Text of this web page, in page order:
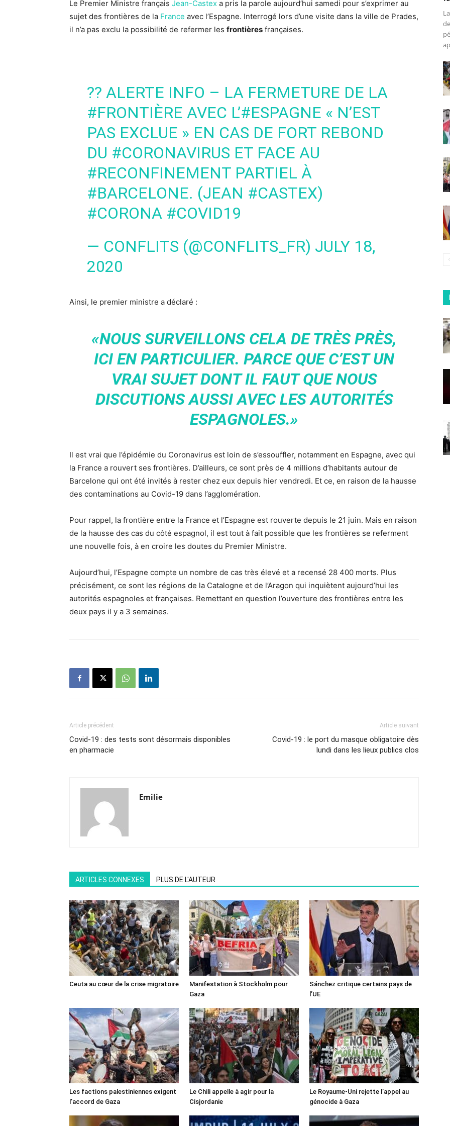
Le Premier Ministre français Jean-Castex a pris la parole aujourd’hui samedi pour s’exprimer au
sujet des frontières de la France avec l’Espagne. Interrogé lors d’une visite dans la ville de Prades,
il n’a pas exclu la possibilité de refermer les frontières françaises.
?? ALERTE INFO – LA FERMETURE DE LA
#FRONTIÈRE AVEC L’#ESPAGNE « N’EST
PAS EXCLUE » EN CAS DE FORT REBOND
DU #CORONAVIRUS ET FACE AU
#RECONFINEMENTPARTIEL À
#BARCELONE. (JEAN #CASTEX)
#CORONA #COVID19
— CONFLITS (@CONFLITS_FR) JULY 18,
2020
Ainsi, le premier ministre a déclaré :
«NOUS SURVEILLONS CELA DE TRÈS PRÈS,
ICI EN PARTICULIER. PARCE QUE C’EST UN
VRAI SUJET DONT IL FAUT QUE NOUS
DISCUTIONS AUSSI AVEC LES AUTORITÉS
ESPAGNOLES.»
Il est vrai que l’épidémie du Coronavirus est loin de s’essouffler, notamment en Espagne, avec qui
la France a rouvert ses frontières. D’ailleurs, ce sont près de 4 millions d’habitants autour de
Barcelone qui ont été invités à rester chez eux depuis hier vendredi. Et ce, en raison de la hausse
des contaminations au Covid-19 dans l’agglomération.
Pour rappel, la frontière entre la France et l’Espagne est rouverte depuis le 21 juin. Mais en raison
de la hausse des cas du côté espagnol, il est tout à fait possible que les frontières se referment
une nouvelle fois, à en croire les doutes du Premier Ministre.
Aujourd’hui, l’Espagne compte un nombre de cas très élevé et a recensé 28 400 morts. Plus
précisément, ce sont les régions de la Catalogne et de l’Aragon qui inquiètent aujourd’hui les
autorités espagnoles et françaises. Remettant en question l’ouverture des frontières entre les
deux pays il y a 3 semaines.
Article précédent
Covid-19 : des tests sont désormais disponibles
en pharmacie
Article suivant
Covid-19 : le port du masque obligatoire dès
lundi dans les lieux publics clos
Emilie
ARTICLES CONNEXES PLUS DE L'AUTEUR
Ceuta au cœur de la crise migratoire
Manifestation à Stockholm pour
Gaza
Sánchez critique certains pays de
l’UE
Les factions palestiniennes exigent
l’accord de Gaza
Le Chili appelle à agir pour la
Cisjordanie
Le Royaume-Uni rejette l’appel au
génocide à Gaza